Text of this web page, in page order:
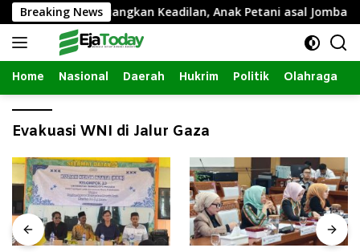
Langsung
ke
konten
Breaking News
Siap Perjuangkan Keadilan, Anak Petani asal Jombang
Home Nasional Daerah Hukrim Politik Olahraga
Evakuasi WNI di Jalur Gaza